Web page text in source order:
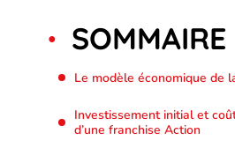
SOMMAIRE
Le modèle économique de
Investissement initial et
d’une franchise Action